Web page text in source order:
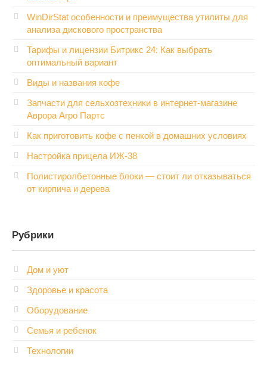
WinDirStat особенности и преимущества утилиты для
анализа дискового пространства
Тарифы и лицензии Битрикс 24: Как выбрать
оптимальный вариант
Виды и названия кофе
Запчасти для сельхозтехники в интернет-магазине
Аврора Агро Партс
Как приготовить кофе с пенкой в домашних условиях
Настройка прицела ИЖ‑38
Полистиролбетонные блоки — стоит ли отказываться
от кирпича и дерева
Рубрики
Дом и уют
Здоровье и красота
Оборудование
Семья и ребенок
Технологии